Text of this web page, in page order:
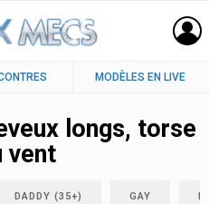
MODÈLES EN LIVE
longs, torse
vent
DADDY (35+) GAY